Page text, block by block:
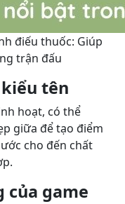
điếu thuốc: Giúp
trận đấu
tên
hoạt, có thể
giữa để tạo điểm
cho đến chất
của game